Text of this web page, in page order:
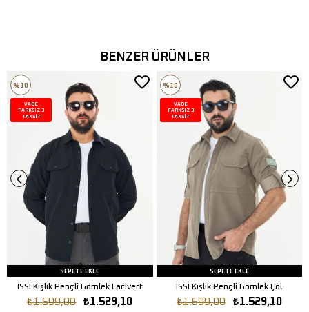
BENZER ÜRÜNLER
SEPETE EKLE
İSSİ Kışlık Pençli Gömlek Lacivert
₺1.529,10
₺1.699,00
%10
VADE
FARKSIZ 3
TAKSİT
SEPETE EKLE
İSSİ Kışlık Pençli Gömlek Çöl
₺1.529,10
₺1.699,00
%10
VADE
FARKSIZ 3
TAKSİT